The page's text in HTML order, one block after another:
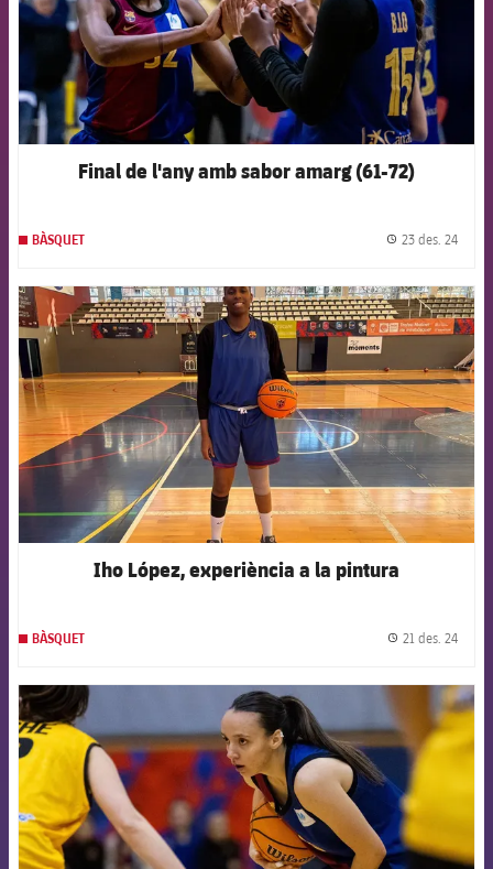
Final de l'any amb sabor amarg (61-72)
BÀSQUET 23 des. 24
FCB Barcelona badge
Iho López, experiència a la pintura
BÀSQUET 21 des. 24
FCB Barcelona badge